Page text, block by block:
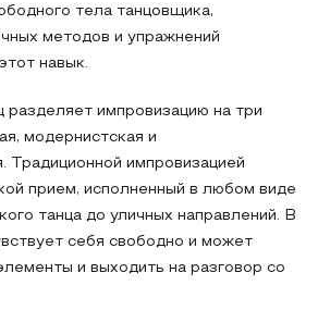
тела танцовщика,
методов и упражнений
навык.
импровизацию на три
модернистская и
Традиционной импровизацией
прием, исполненный в любом виде
танца до уличных направлений. В
себя свободно и может
и выходить на разговор со